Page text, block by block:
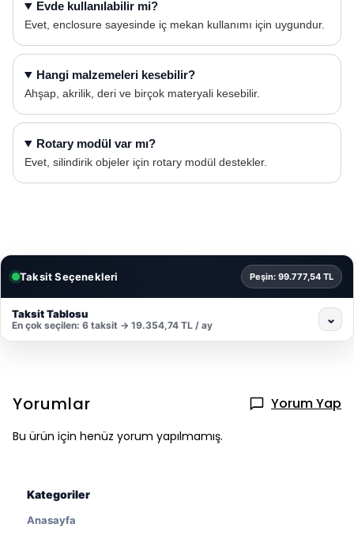
Evde kullanılabilir mi?
Evet, enclosure sayesinde iç mekan kullanımı için uygundur.
Hangi malzemeleri kesebilir?
Ahşap, akrilik, deri ve birçok materyali kesebilir.
Rotary modül var mı?
Evet, silindirik objeler için rotary modül destekler.
Taksit Seçenekleri Peşin: 99.777,54 TL
Taksit Tablosu
En çok seçilen: 6 taksit → 19.354,74 TL / ay ⌄
Yorumlar Yorum Yap
Bu ürün için henüz yorum yapılmamış.
Kategoriler
Anasayfa